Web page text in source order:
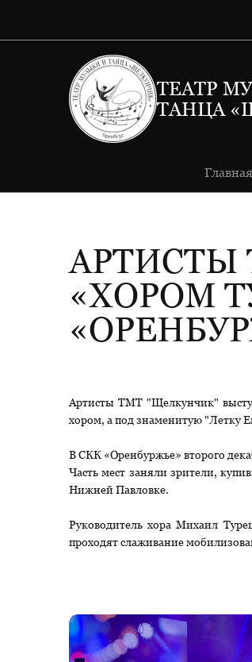
ТЕАТР
ТАНЦА
Главная
АРТИСТЫ
«ХОРОМ
Артисты ТМТ "Щелкунчик"
хором, а под знаменитую "Летку
В СКК «Оренбуржье» второго
Часть мест заняли зрители,
Нижней Павловке.
Руководитель хора Михаил
проходят слаживание